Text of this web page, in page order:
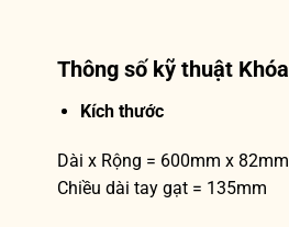
Thông số kỹ thuật
Kích thước
Dài x Rộng = 600mm x 82mm
Chiều dài tay gạt = 135mm